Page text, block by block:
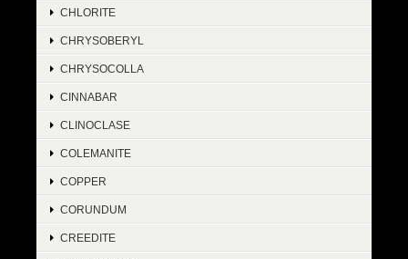
CHLORITE
CHRYSOBERYL
CHRYSOCOLLA
CINNABAR
CLINOCLASE
COLEMANITE
COPPER
CORUNDUM
CREEDITE